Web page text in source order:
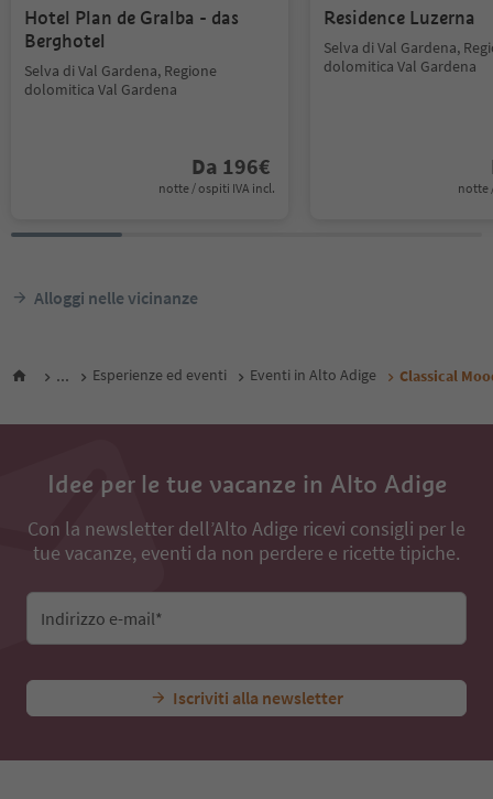
Hotel Plan de Gralba - das
Berghotel
Selva di Val Gardena, Regione
dolomitica Val Gardena
Da 196€
notte / ospiti IVA incl.
Residence Luzerna
Selva di Val Gardena,
dolomitica Val Gardena
notte
Alloggi nelle vicinanze
... Esperienze ed eventi Eventi in Alto Adige Classical
Idee per le tue vacanze in Alto Adige
Con la newsletter dell’Alto Adige ricevi consigli per le
tue vacanze, eventi da non perdere e ricette tipiche.
Indirizzo e-mail*
Iscriviti alla newsletter